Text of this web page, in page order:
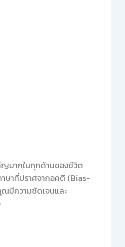
ญมากในทุกด้านของชีวิต
าษาที่ปราศจากอคติ (Bias-
ณมีความชัดเจนและ